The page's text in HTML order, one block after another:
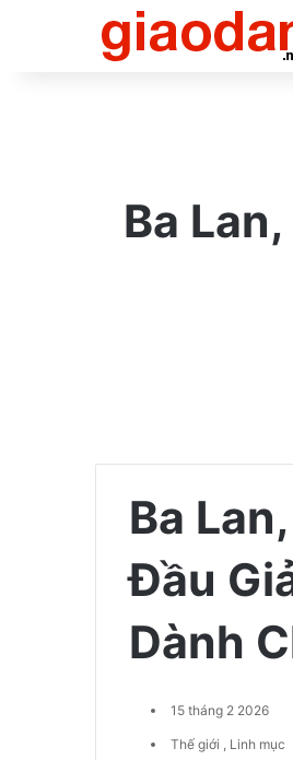
Ba
Ba
Đầu
Dành
15 tháng 2 2026
Thế giới Linh mục